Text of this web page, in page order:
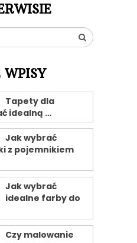
Tapety dla
idealną …
Jak wybrać
z pojemnikiem
Jak wybrać
idealne farby do
Czy malowanie